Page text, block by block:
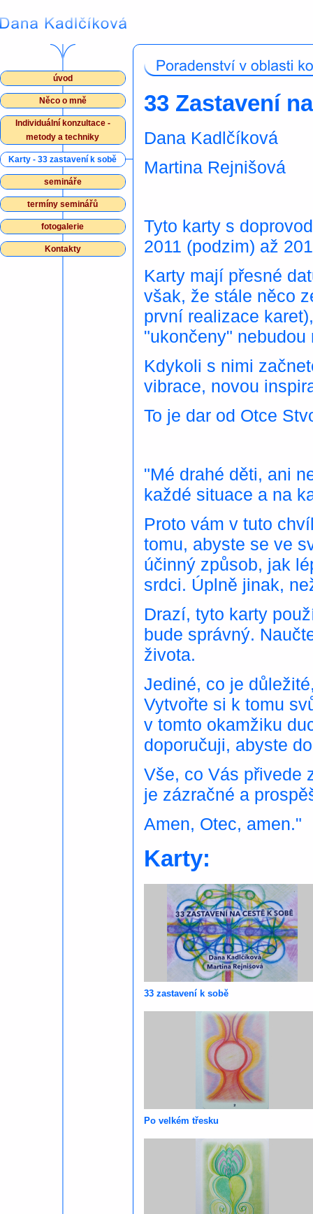
33 Zastavení
Dana Kadlčíková
Martina Rejnišová
Tyto karty s
2011 (podzim) až
Karty mají přesné
však, že stále něco
první realizace
"ukončeny" nebudou
Kdykoli s nimi
vibrace, novou
To je dar od Otce
"Mé drahé děti, ani
každé situace a na
Proto vám v tuto
tomu, abyste se ve
účinný způsob, jak
srdci. Úplně jinak,
Drazí, tyto karty
bude správný.
života.
Jediné, co je
Vytvořte si k tomu
v tomto okamžiku
doporučuji, abyste
Vše, co Vás přivede
je zázračné a
Amen, Otec, amen."
Karty:
33 zastavení k sobě
Po velkém třesku
úvod
Něco o mně
Individuální konzultace -
metody a techniky
Karty - 33 zastavení k sobě
semináře
termíny seminářů
fotogalerie
Kontakty